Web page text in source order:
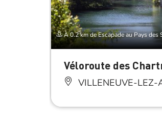
À 0.2 km de Escapade au Pays des
Véloroute des
VILLENEUVE-LEZ-